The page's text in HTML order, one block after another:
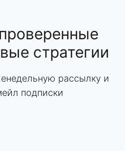
стратегии
рассылку и
подписки